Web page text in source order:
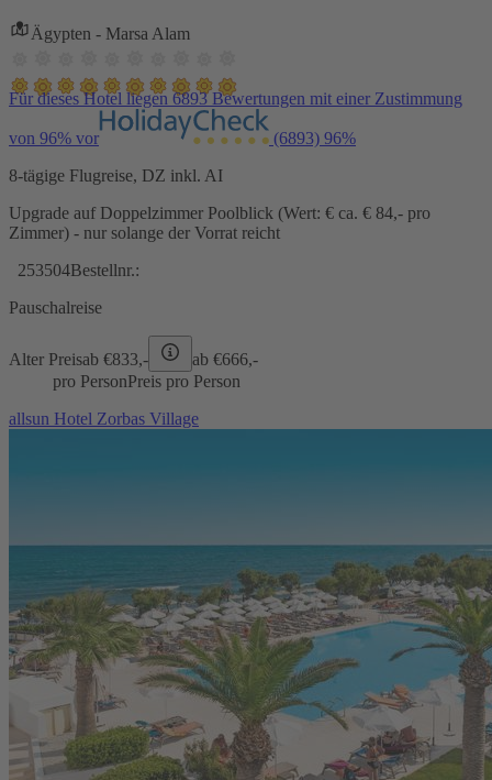
Ägypten - Marsa Alam
Für dieses Hotel liegen 6893 Bewertungen mit einer Zustimmung
von 96% vor (6893) 96%
8-tägige Flugreise, DZ inkl. AI
Upgrade auf Doppelzimmer Poolblick (Wert: € ca. € 84,- pro
Zimmer) - nur solange der Vorrat reicht
253504Bestellnr.:
Pauschalreise
Alter Preisab €833,- ab €666,-
pro PersonPreis pro Person
allsun Hotel Zorbas Village